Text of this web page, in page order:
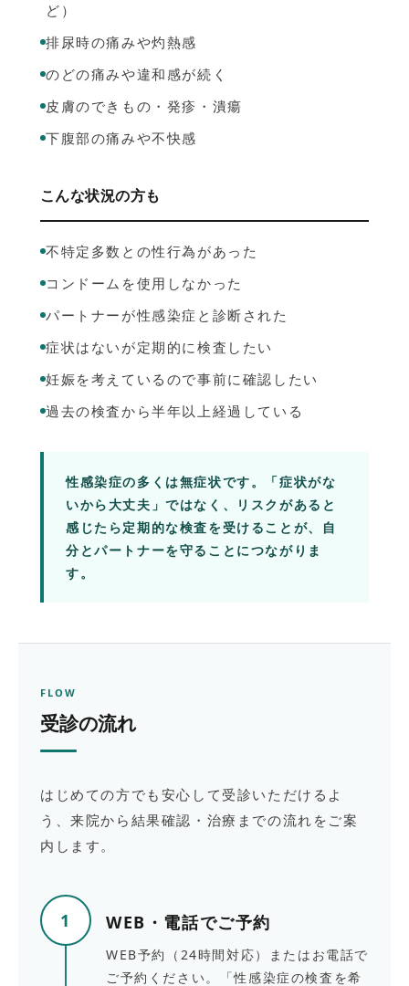
ど）
排尿時の痛みや灼熱感
のどの痛みや違和感が続く
皮膚のできもの・発疹・潰瘍
下腹部の痛みや不快感
こんな状況の方も
不特定多数との性行為があった
コンドームを使用しなかった
パートナーが性感染症と診断された
症状はないが定期的に検査したい
妊娠を考えているので事前に確認したい
過去の検査から半年以上経過している
性感染症の多くは無症状です。「症状がな
いから大丈夫」ではなく、リスクがあると
感じたら定期的な検査を受けることが、自
分とパートナーを守ることにつながりま
す。
FLOW
受診の流れ
はじめての方でも安心して受診いただけるよ
う、来院から結果確認・治療までの流れをご案
内します。
1 WEB・電話でご予約
WEB予約（24時間対応）またはお電話で
ご予約ください。「性感染症の検査を希